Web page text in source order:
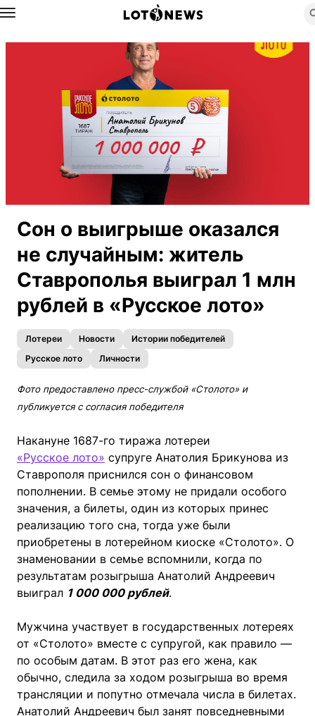
Назад
Сон о выигрыше оказался
не случайным: житель
Ставрополья выиграл 1 млн
рублей в «Русское лото»
Лотереи Новости
Истории победителей
Русское лото
Личности
Фото предоставлено пресс-службой «Столото» и
публикуется с согласия победителя
Накануне 1687-го тиража лотереи
«Русское лото» супруге Анатолия Брикунова из
Ставрополя приснился сон о финансовом
пополнении. В семье этому не придали особого
значения, а билеты, один из которых принес
реализацию того сна, тогда уже были
приобретены в лотерейном киоске «Столото». О
знаменовании в семье вспомнили, когда по
результатам розыгрыша Анатолий Андреевич
выиграл 1 000 000 рублей.
Мужчина участвует в государственных лотереях
от «Столото» вместе с супругой, как правило —
по особым датам. В этот раз его жена, как
обычно, следила за ходом розыгрыша во время
трансляции и попутно отмечала числа в билетах.
Анатолий Андреевич был занят повседневными